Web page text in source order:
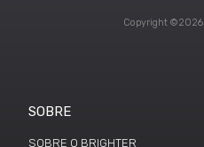
Copyright
SOBRE
SOBRE O BRIGHTER